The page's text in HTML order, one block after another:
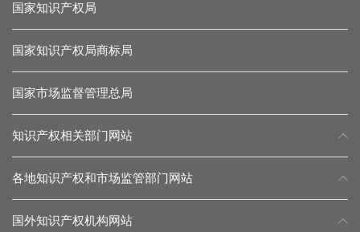
国家知识产权局
国家知识产权局商标局
国家市场监督管理总局
知识产权相关部门网站
各地知识产权和市场监管部门网站
国外知识产权机构网站